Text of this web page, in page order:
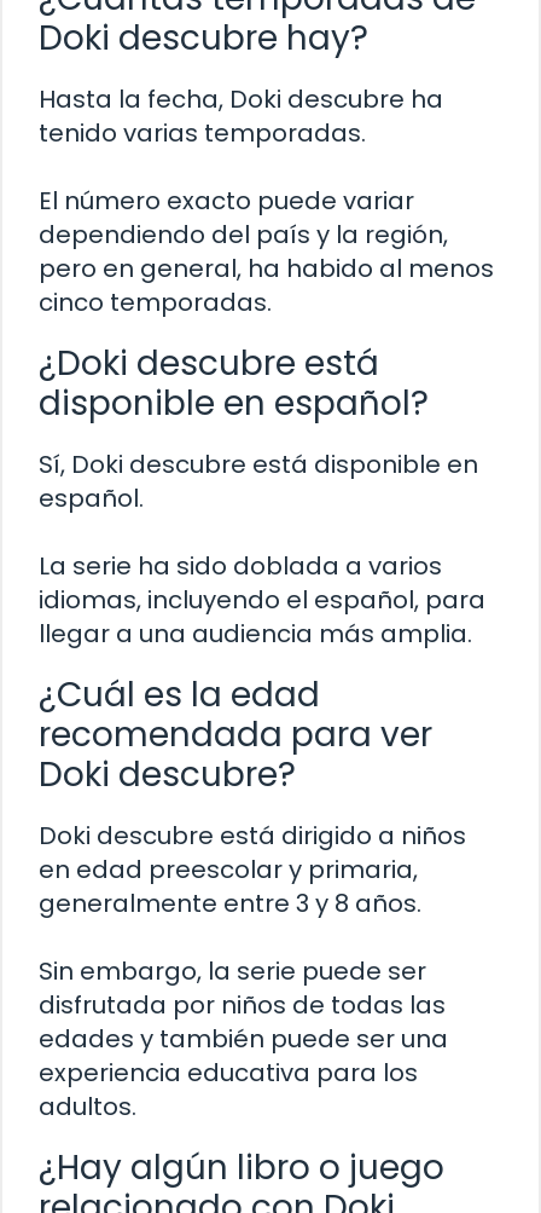
Doki descubre hay?
Hasta la fecha, Doki descubre ha
tenido varias temporadas.
El número exacto puede variar
dependiendo del país y la región,
pero en general, ha habido al menos
cinco temporadas.
¿Doki descubre está
disponible en español?
Sí, Doki descubre está disponible en
español.
La serie ha sido doblada a varios
idiomas, incluyendo el español, para
llegar a una audiencia más amplia.
¿Cuál es la edad
recomendada para ver
Doki descubre?
Doki descubre está dirigido a niños
en edad preescolar y primaria,
generalmente entre 3 y 8 años.
Sin embargo, la serie puede ser
disfrutada por niños de todas las
edades y también puede ser una
experiencia educativa para los
adultos.
¿Hay algún libro o juego